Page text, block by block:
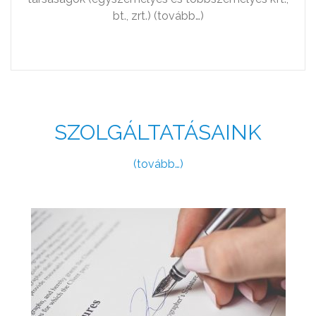
bt., zrt.) (tovább…)
SZOLGÁLTATÁSAINK
(tovább…)